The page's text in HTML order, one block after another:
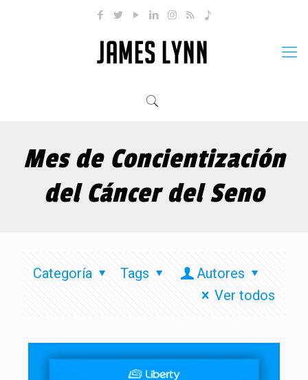
Mes de Concientización
del Cáncer del Seno
Categoría Tags
Autores
Ver todos